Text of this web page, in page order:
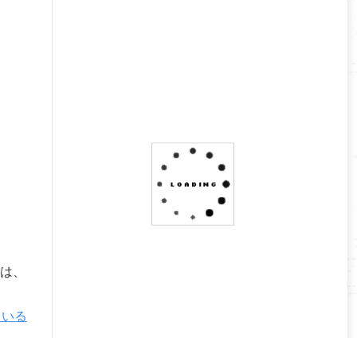
、
る